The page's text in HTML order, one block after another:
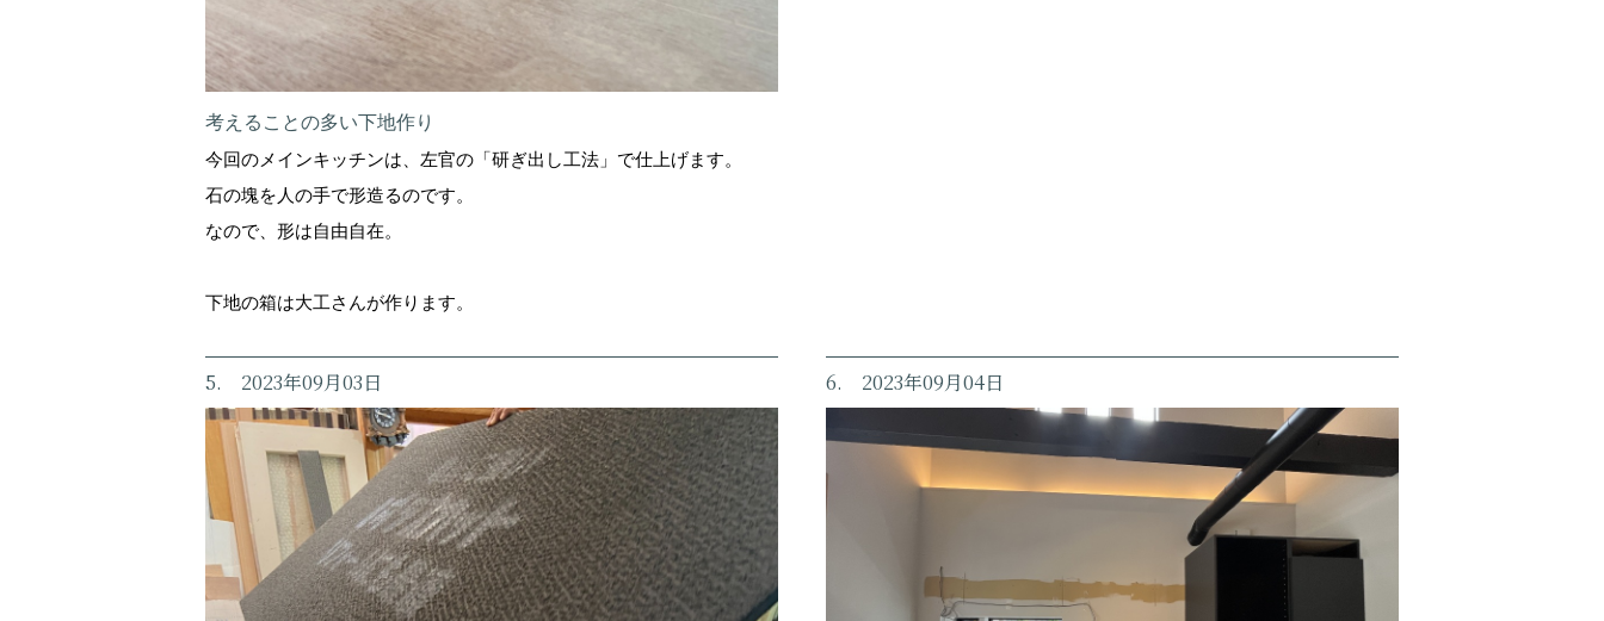
考えることの多い下地作り
今回のメインキッチンは、左官の「研ぎ出し工法」で仕上げます。
石の塊を人の手で形造るのです。
なので、形は自由自在。
下地の箱は大工さんが作ります。
5. 2023年09月03日 6. 2023年09月04日